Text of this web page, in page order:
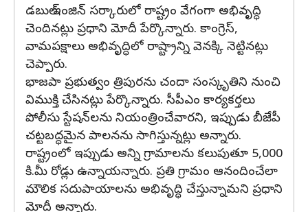
డబుల్ ఇంజిన్ సర్కారులో రాష్ట్రం వేగంగా అభివృద్ధి
చెందినట్లు ప్రధాని మోదీ పేర్కొన్నారు. కాంగ్రెస్,
వామపక్షాలు అభివృద్ధిలో రాష్ట్రాన్ని వెనక్కి నెట్టినట్లు
చెప్పారు.
భాజపా ప్రభుత్వం త్రిపురను చందా సంస్కృతిని నుంచి
విముక్తి చేసినట్లు పేర్కొన్నారు. సీపీఎం కార్యకర్తలు
పోలీసు స్టేషన్‌లను నియంత్రించేవారని, ఇప్పుడు బీజేపీ
చట్టబద్ధమైన పాలనను సాగిస్తున్నట్లు అన్నారు.
రాష్ట్రంలో ఇప్పుడు అన్ని గ్రామాలను కలుపుతూ 5,000
కి.మీ రోడ్లు ఉన్నాయన్నారు. ప్రతి గ్రామం ఆనందించేలా
మౌలిక సదుపాయాలను అభివృద్ధి చేస్తున్నామని ప్రధాని
మోదీ అన్నారు.